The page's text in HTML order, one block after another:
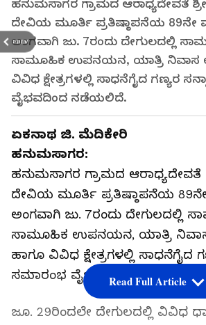
PREV
ಹನುಮಸಾಗರ ಗ್ರಾಮದ ಆರಾಧ್ಯದೇವತೆ
ದೇವಿಯ ಮೂರ್ತಿ ಪ್ರತಿಷ್ಠಾಪನೆಯ 89ನೇ
ಅಂಗವಾಗಿ ಜು. 7ರಂದು ದೇಗುಲದಲ್ಲಿ
ಸಾಮೂಹಿಕ ಉಪನಯನ, ಯಾತ್ರಿ ನಿವಾಸ
ವಿವಿಧ ಕ್ಷೇತ್ರಗಳಲ್ಲಿ ಸಾಧನೆಗೈದ ಗಣ್ಯರ
ವೈಭವದಿಂದ ನಡೆಯಲಿದೆ.
ಏಕನಾಥ ಜಿ. ಮೆದಿಕೇರಿ
ಹನುಮಸಾಗರ:
ಹನುಮಸಾಗರ ಗ್ರಾಮದ ಆರಾಧ್ಯದೇವತೆ
ದೇವಿಯ ಮೂರ್ತಿ ಪ್ರತಿಷ್ಠಾಪನೆಯ
ಅಂಗವಾಗಿ ಜು. 7ರಂದು ದೇಗುಲದಲ್ಲಿ
ಸಾಮೂಹಿಕ ಉಪನಯನ, ಯಾತ್ರಿ
ಹಾಗೂ ವಿವಿಧ ಕ್ಷೇತ್ರಗಳಲ್ಲಿ ಸಾಧನೆಗೈದ
ಸಮಾರಂಭ ವೈಭವದಿಂದ ನಡೆಯಲಿದೆ.
ಜೂ. 29ರಿಂದಲೇ ದೇಗುಲದಲ್ಲಿ ವಿವಿಧ
Read Full Article